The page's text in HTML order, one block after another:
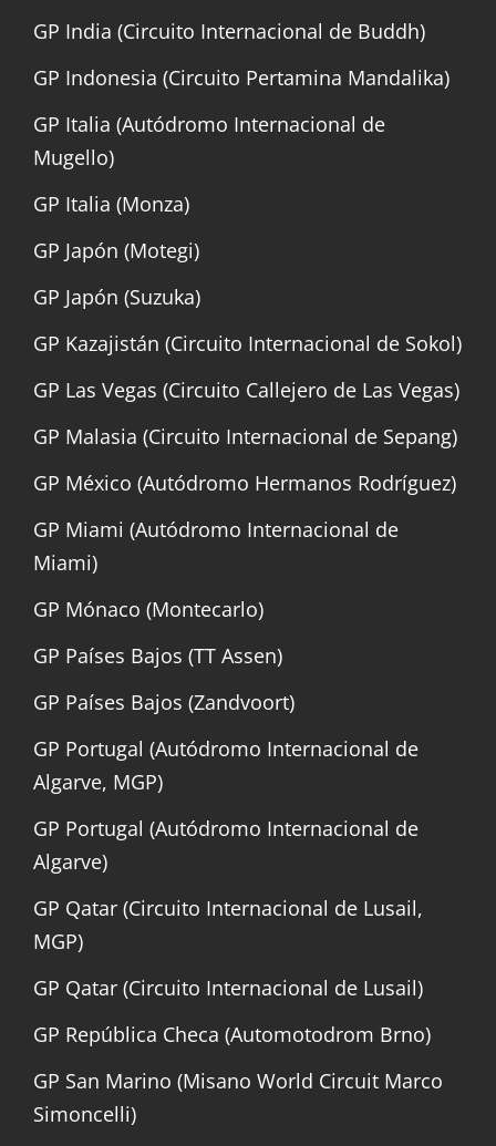
GP India (Circuito Internacional de Buddh)
GP Indonesia (Circuito Pertamina Mandalika)
GP Italia (Autódromo Internacional de
Mugello)
GP Italia (Monza)
GP Japón (Motegi)
GP Japón (Suzuka)
GP Kazajistán (Circuito Internacional de Sokol)
GP Las Vegas (Circuito Callejero de Las Vegas)
GP Malasia (Circuito Internacional de Sepang)
GP México (Autódromo Hermanos Rodríguez)
GP Miami (Autódromo Internacional de
Miami)
GP Mónaco (Montecarlo)
GP Países Bajos (TT Assen)
GP Países Bajos (Zandvoort)
GP Portugal (Autódromo Internacional de
Algarve, MGP)
GP Portugal (Autódromo Internacional de
Algarve)
GP Qatar (Circuito Internacional de Lusail,
MGP)
GP Qatar (Circuito Internacional de Lusail)
GP República Checa (Automotodrom Brno)
GP San Marino (Misano World Circuit Marco
Simoncelli)